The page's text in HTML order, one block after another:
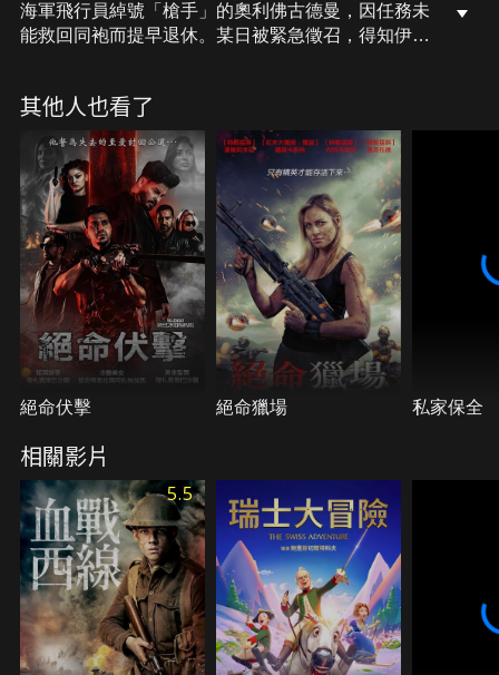
海軍飛行員綽號「槍手」的奧利佛古德曼，因任務未
能救回同袍而提早退休。某日被緊急徵召，得知伊朗
魔，再次投入行動，一場關乎榮譽與生死的驚險任務
即將展開！
其他人也看了
絕命伏擊 絕命獵場 私家保全
相關影片
5.5